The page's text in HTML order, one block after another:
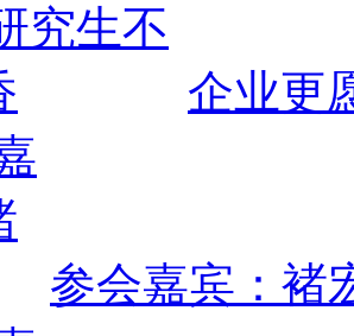
企业更
参会嘉宾：褚